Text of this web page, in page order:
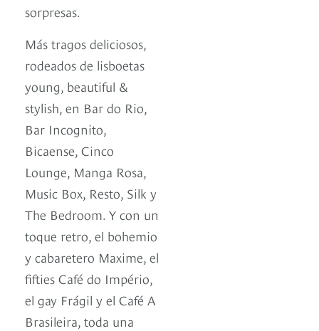
sorpresas.
Más tragos deliciosos,
rodeados de lisboetas
young, beautiful &
stylish, en Bar do Rio,
Bar Incognito,
Bicaense, Cinco
Lounge, Manga Rosa,
Music Box, Resto, Silk y
The Bedroom. Y con un
toque retro, el bohemio
y cabaretero Maxime, el
fifties Café do Império,
el gay Frágil y el Café A
Brasileira, toda una